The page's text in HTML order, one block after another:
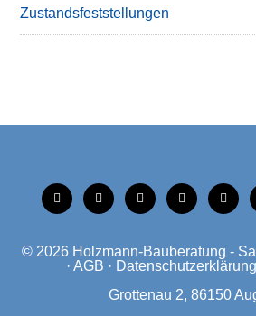
Zustandsfeststellungen
tiktok instagramfacebooklinkedinxing
© 2026 Holzmann-Bauberatung -
· AGB · Datenschutzerklärung
Grottenau 2, 86150